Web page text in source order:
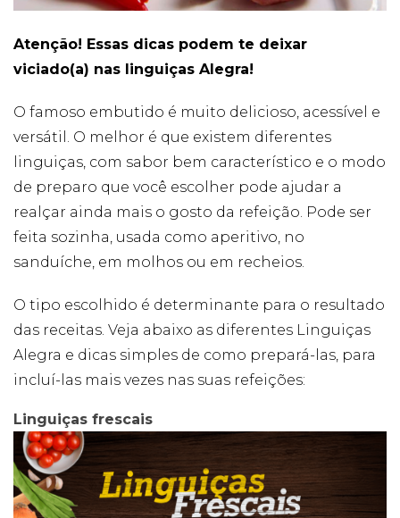
Atenção! Essas dicas podem te deixar
viciado(a) nas linguiças Alegra!
O famoso embutido é muito delicioso, acessível e
versátil. O melhor é que existem diferentes
linguiças, com sabor bem característico e o modo
de preparo que você escolher pode ajudar a
realçar ainda mais o gosto da refeição. Pode ser
feita sozinha, usada como aperitivo, no
sanduíche, em molhos ou em recheios.
O tipo escolhido é determinante para o resultado
das receitas. Veja abaixo as diferentes Linguiças
Alegra e dicas simples de como prepará-las, para
incluí-las mais vezes nas suas refeições:
Linguiças frescais
Estes cookies
opcionais. Eles
são necessários
para o
Eu aceito os
Cookies de
Funcionalidade
Para que
melhorar a
funcionalidade e
forma como o
site é utilizado.
Eu aceito os
Para que o
nosso site tenha
o melhor
desempenho
possível
durante a sua